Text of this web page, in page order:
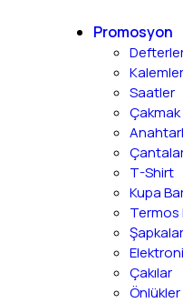
Promosyon
Kalemler
Saatler
Çakmak
T-Shirt
Kupa
Termos
Şapkalar
Çakılar
Önlükler